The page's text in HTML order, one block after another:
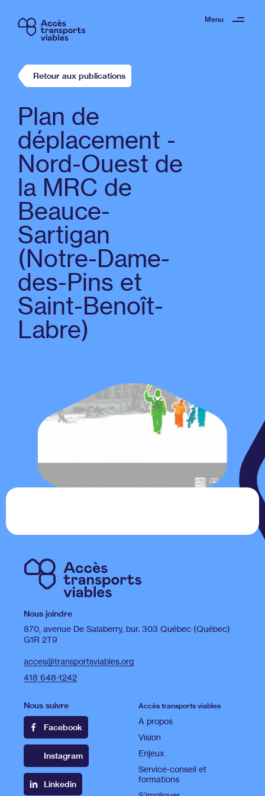
Retour aux publications
Plan de
déplacement -
Nord-Ouest de
la MRC de
Beauce-
Sartigan
(Notre-Dame-
des-Pins et
Saint-Benoît-
Labre)
Menu
Nous joindre
870, avenue De Salaberry, bur. 303 Québec (Québec)
G1R 2T9
acces@transportsviables.org
418 648-1242
Nous suivre
Facebook
Instagram
Linkedin
Accès transports viables
À propos
Vision
Enjeux
Service-conseil et
formations